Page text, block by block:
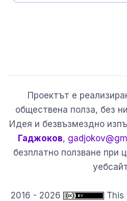
Проектът е
обществена полза, без
Идея и безвъзмездно
Гаджоков,
безплатно ползване при
2016 - 2026
This